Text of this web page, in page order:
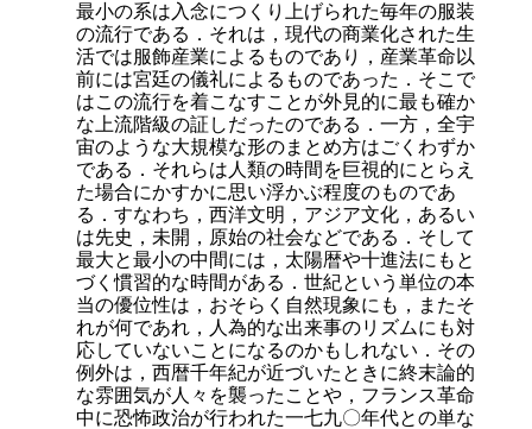
最小の系は入念につくり上げられた毎年の服装
の流行である．それは，現代の商業化された生
活では服飾産業によるものであり，産業革命以
前には宮廷の儀礼によるものであった．そこで
はこの流行を着こなすことが外見的に最も確か
な上流階級の証しだったのである．一方，全宇
宙のような大規模な形のまとめ方はごくわずか
である．それらは人類の時間を巨視的にとらえ
た場合にかすかに思い浮かぶ程度のものであ
る．すなわち，西洋文明，アジア文化，あるい
は先史，未開，原始の社会などである．そして
最大と最小の中間には，太陽暦や十進法にもと
づく慣習的な時間がある．世紀という単位の本
当の優位性は，おそらく自然現象にも，またそ
れが何であれ，人為的な出来事のリズムにも対
応していないことになるのかもしれない．その
例外は，西暦千年紀が近づいたときに終末論的
な雰囲気が人々を襲ったことや，フランス革命
中に恐怖政治が行われた一七九〇年代との単な